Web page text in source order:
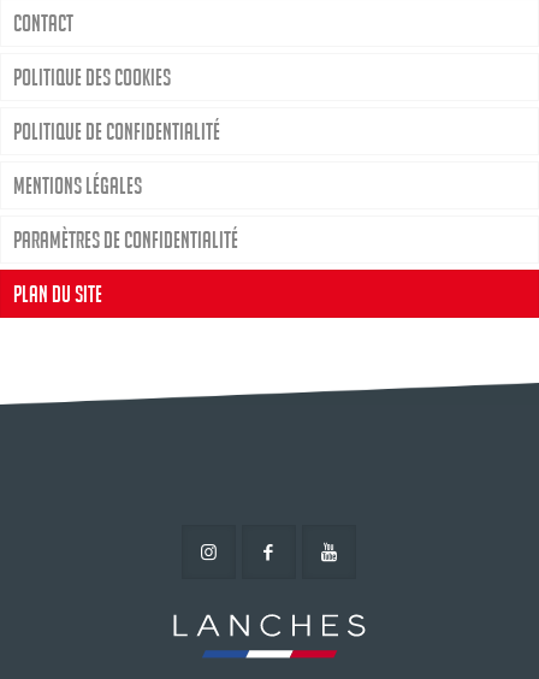
Contact
Politique des cookies
Politique de confidentialité
Mentions légales
Paramètres de confidentialité
Plan du site